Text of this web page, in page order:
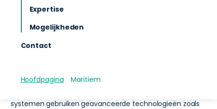
Expertise
Mogelijkheden
Contact
Hoofdpagina Maritiem
detecteren, volgen en neutraliseren drones die zich in
belangrijke rol spelen in de beveiliging van gevoelige
locaties zoals luchthavens, overheidsgebouwen en
kwaadwillende doeleinden, is het essentieel om snel te
systemen gebruiken geavanceerde technologieën zoals